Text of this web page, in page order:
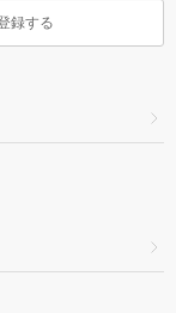
録する